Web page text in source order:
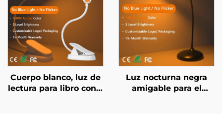
Cuerpo blanco, luz de
lectura para libro con 3
Luz nocturna negra
amigable para el